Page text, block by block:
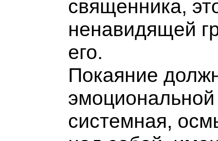
священника,
ненавидящей
его.
Покаяние
эмоциональной
системная,